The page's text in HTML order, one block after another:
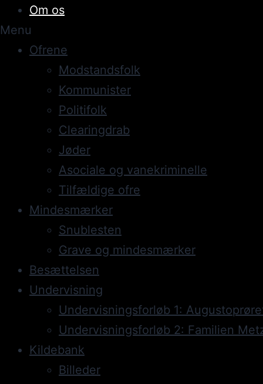
Om os
Menu
Ofrene
Modstandsfolk
Kommunister
Politifolk
Clearingdrab
Jøder
Asociale og vanekriminelle
Tilfældige ofre
Mindesmærker
Snublesten
Grave og mindesmærker
Besættelsen
Undervisning
Undervisningsforløb 1:
Undervisningsforløb 2: Familien
Kildebank
Billeder